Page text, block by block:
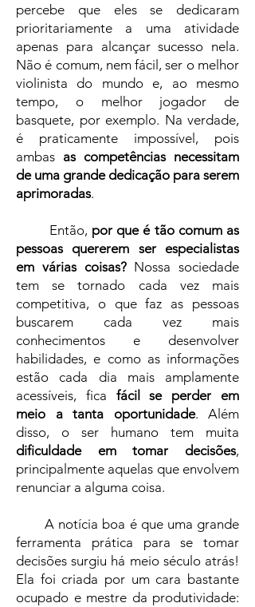
percebe que eles se dedicaram
prioritariamente a uma atividade
apenas para alcançar sucesso nela.
Não é comum, nem fácil, ser o melhor
violinista do mundo e, ao mesmo
tempo, o melhor jogador de
basquete, por exemplo. Na verdade,
é praticamente impossível, pois
ambas as competências necessitam
de uma grande dedicação para serem
aprimoradas.
Então, por que é tão comum as
pessoas quererem ser especialistas
em várias coisas?Nossa sociedade
tem se tornado cada vez mais
competitiva, o que faz as pessoas
buscarem cada vez mais
conhecimentos e desenvolver
habilidades, e como as informações
estão cada dia mais amplamente
acessíveis, fica fácil se perder em
meio a tanta oportunidade. Além
disso, o ser humano tem muita
dificuldade em tomar decisões,
principalmente aquelas que envolvem
renunciar a alguma coisa.
A notícia boa é que uma grande
ferramenta prática para se tomar
decisões surgiu há meio século atrás!
Ela foi criada por um cara bastante
ocupado e mestre da produtividade: